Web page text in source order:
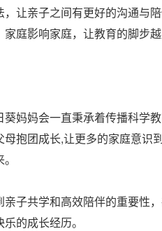
让亲子之间有更好的沟通与
庭影响家庭，让教育的脚步越
妈妈会一直秉承着传播科学教
抱团成长,让更多的家庭意识
子共学和高效陪伴的重要性
的成长经历。